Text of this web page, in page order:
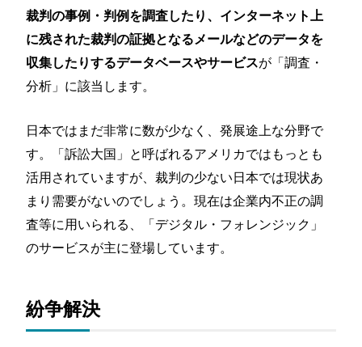
裁判の事例・判例を調査したり、インターネット上
に残された裁判の証拠となるメールなどのデータを
収集したりするデータベースやサービスが「調査・
分析」に該当します。
日本ではまだ非常に数が少なく、発展途上な分野で
す。「訴訟大国」と呼ばれるアメリカではもっとも
活用されていますが、裁判の少ない日本では現状あ
まり需要がないのでしょう。現在は企業内不正の調
査等に用いられる、「デジタル・フォレンジック」
のサービスが主に登場しています。
紛争解決